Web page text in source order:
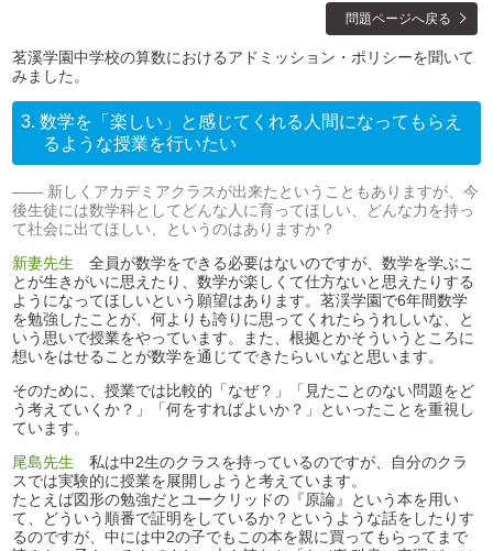
問題ページへ戻る
茗溪学園中学校の算数におけるアドミッション・ポリシーを聞いて
みました。
3. 数学を「楽しい」と感じてくれる人間になってもらえ
るような授業を行いたい
新しくアカデミアクラスが出来たということもありますが、今
後生徒には数学科としてどんな人に育ってほしい、どんな力を持っ
て社会に出てほしい、というのはありますか？
新妻先生 全員が数学をできる必要はないのですが、数学を学ぶこ
とが生きがいに思えたり、数学が楽しくて仕方ないと思えたりする
ようになってほしいという願望はあります。茗渓学園で6年間数学
を勉強したことが、何よりも誇りに思ってくれたらうれしいな、と
いう思いで授業をやっています。また、根拠とかそういうところに
想いをはせることが数学を通じてできたらいいなと思います。
そのために、授業では比較的「なぜ？」「見たことのない問題をど
う考えていくか？」「何をすればよいか？」といったことを重視し
ています。
尾島先生 私は中2生のクラスを持っているのですが、自分のクラ
スでは実験的に授業を展開しようと考えています。
たとえば図形の勉強だとユークリッドの『原論』という本を用い
て、どういう順番で証明をしているか？というような話をしたりす
るのですが、中には中2の子でもこの本を親に買ってもらってまで